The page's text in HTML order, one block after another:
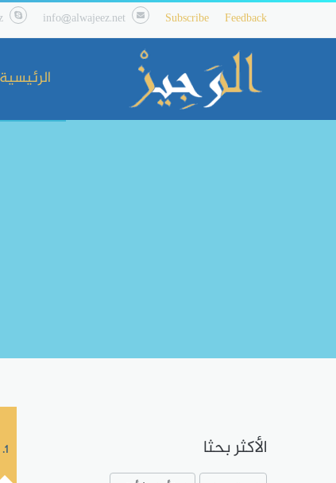
Feedback
Subscribe
info@alwajeez.net
الرئيسية
1. الأكثر بحثا